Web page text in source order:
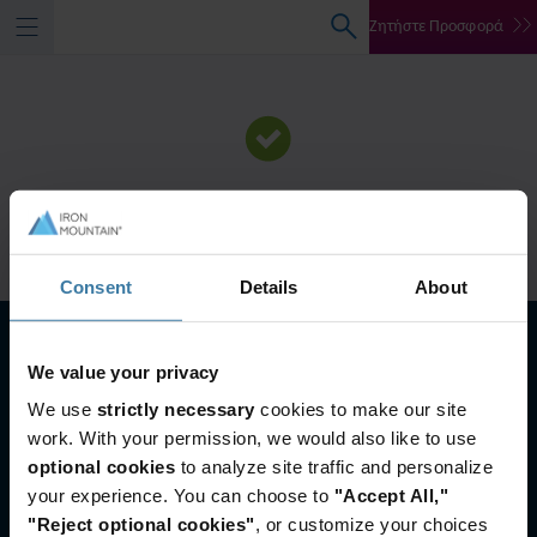
Consent Details About
We value your privacy
We use strictly necessary cookies to make our site
work. With your permission, we would also like to use
optional cookies to analyze site traffic and personalize
your experience. You can choose to "Accept All,"
"Reject optional cookies", or customize your choices
Ζητήστε Προσφορά